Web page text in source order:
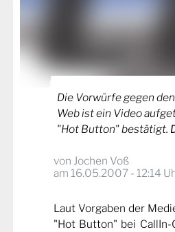
Die Vorwürfe gegen
Web ist ein Video
"Hot Button" bestätigt.
von Jochen Voß
am 16.05.2007 - 12:14
Laut Vorgaben der
"Hot Button" bei CallIn-